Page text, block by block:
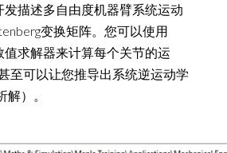
发描述多自由度机器臂系统运动
变换矩阵。您可以使用
值求解器来计算每个关节的运
至可以让您推导出系统逆运动学
）。